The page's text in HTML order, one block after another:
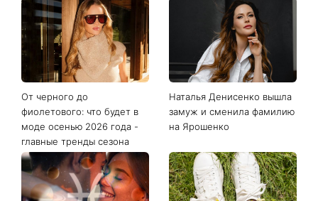
От черного до
фиолетового: что будет в
моде осенью 2026 года -
главные тренды сезона
Наталья Денисенко вышла
замуж и сменила фамилию
на Ярошенко